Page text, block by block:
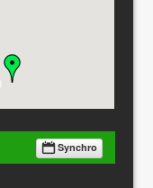
Synchro